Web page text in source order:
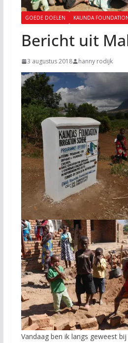
GOEDE DOELEN KAUNDA
Bericht uit
3 augustus 2018 hanny rodijk
Vandaag ben ik langs geweest